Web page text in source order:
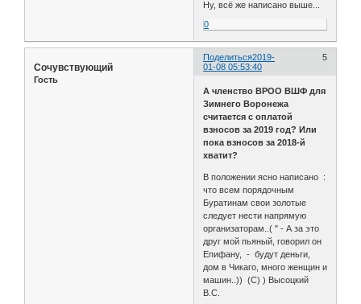
Ну, всё же написано выше...
0
Поделиться 5
2019-
01-08 05:53:40
Сочувствующий
Гость
А членство ВРОО ВШФ для
Зимнего Воронежа
считается с оплатой
взносов за 2019 год? Или
пока взносов за 2018-й
хватит?
В положении ясно написано :
что всем порядочным
Буратинам свои золотые
следует нести напрямую
организаторам..( " - А за это
друг мой пьяный, говорил он
Епифану, - будут деньги,
дом в Чикаго, много женщин и
машин..)) (С) ) Высоцкий
В.С.